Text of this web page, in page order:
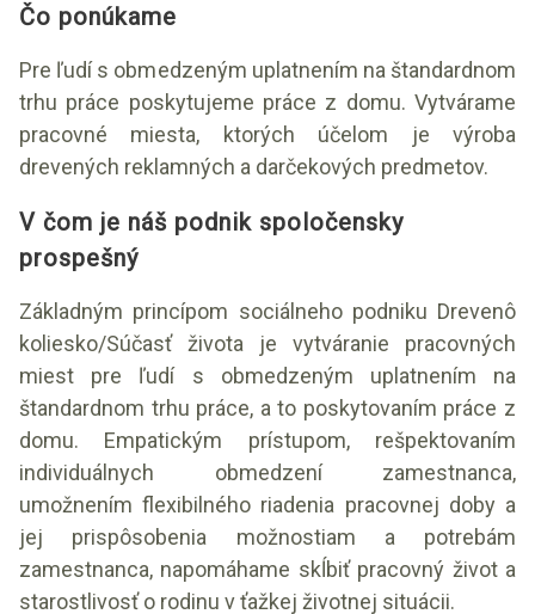
Čo ponúkame
Pre ľudí s obmedzeným uplatnením na štandardnom
trhu práce poskytujeme práce z domu. Vytvárame
pracovné miesta, ktorých účelom je výroba
drevených reklamných a darčekových predmetov.
V čom je náš podnik spoločensky
prospešný
Základným princípom sociálneho podniku Drevenô
koliesko/Súčasť života je vytváranie pracovných
miest pre ľudí s obmedzeným uplatnením na
štandardnom trhu práce, a to poskytovaním práce z
domu. Empatickým prístupom, rešpektovaním
individuálnych obmedzení zamestnanca,
umožnením flexibilného riadenia pracovnej doby a
jej prispôsobenia možnostiam a potrebám
zamestnanca, napomáhame skĺbiť pracovný život a
starostlivosť o rodinu v ťažkej životnej situácii.